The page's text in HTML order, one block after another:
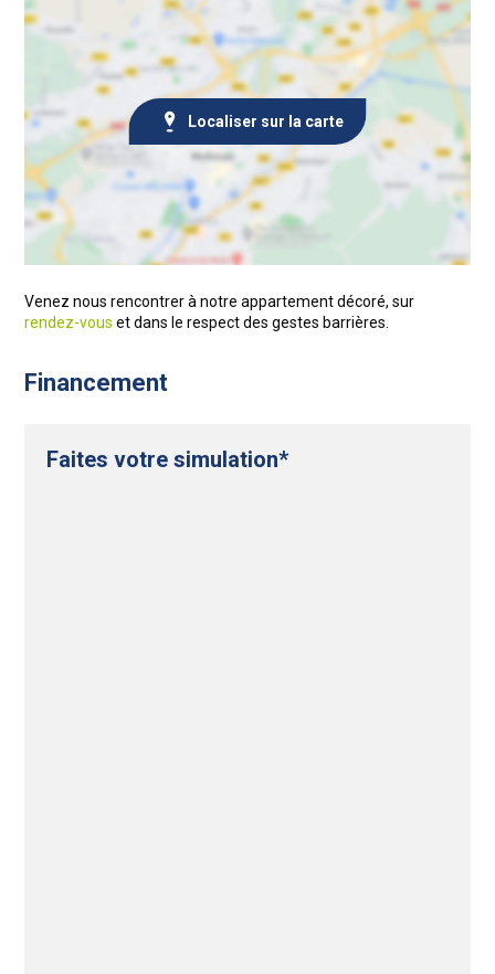
Localiser sur la carte
Venez nous rencontrer à notre appartement décoré, sur
rendez-vous et dans le respect des gestes barrières.
Financement
Faites votre simulation*